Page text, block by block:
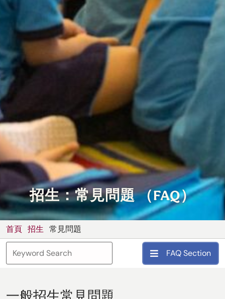
首頁 招生 常見問題
招生：常見問題 （FAQ）
FAQ Section
一般招生常見問題